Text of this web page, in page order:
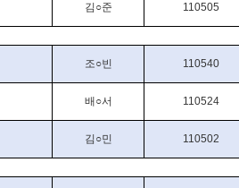
김 ○준 110505
조○빈 110540
배 ○서 110524
김 ○민 110502